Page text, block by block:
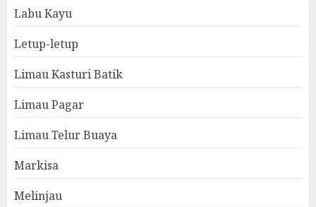
Labu Kayu
Letup-letup
Limau Kasturi Batik
Limau Pagar
Limau Telur Buaya
Markisa
Melinjau